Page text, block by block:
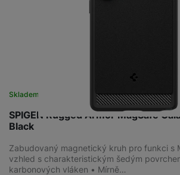
SPIGEN Rugged Armor MagSafe
Black
Skladem na prodejně na 2 prodejnách
Zabudovaný magnetický kruh pro funkci s
vzhled s charakteristickým šedým
karbonových vláken • Mírně…